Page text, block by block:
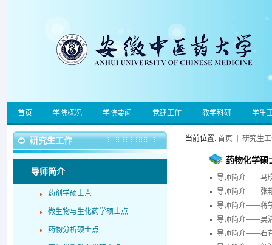
首页 学院概况 学院要闻 党建工作 教学科研 学生
研究生工作
导师简介
药剂学硕士点
微生物与生化药学硕士点
药物分析硕士点
当前位置: 首页 研究生
药物化学硕
导师简介——马
导师简介——张
导师简介——蒋
导师简介——吴
导师简介——石